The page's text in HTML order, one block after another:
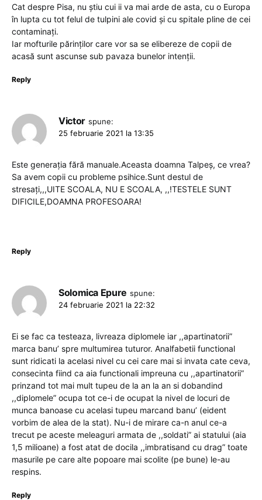
Cat despre Pisa, nu știu cui ii va mai arde de asta, cu o Europa
în lupta cu tot felul de tulpini ale covid și cu spitale pline de cei
contaminați.
Iar mofturile părinților care vor sa se elibereze de copii de
acasă sunt ascunse sub pavaza bunelor intenții.
Reply
Victor spune:
25 februarie 2021 la 13:35
Este generația fără manuale.Aceasta doamna Talpeș, ce vrea?
Sa avem copii cu probleme psihice.Sunt destul de
stresați,,,UITE SCOALA, NU E SCOALA, ,,!TESTELE SUNT
DIFICILE,DOAMNA PROFESOARA!
Reply
Solomica Epure spune:
24 februarie 2021 la 22:32
Ei se fac ca testeaza, livreaza diplomele iar ,,apartinatorii”
marca banu’ spre multumirea tuturor. Analfabetii functional
sunt ridicati la acelasi nivel cu cei care mai si invata cate ceva,
consecinta fiind ca aia functionali impreuna cu ,,apartinatorii”
prinzand tot mai mult tupeu de la an la an si dobandind
,,diplomele” ocupa tot ce-i de ocupat la nivel de locuri de
munca banoase cu acelasi tupeu marcand banu’ (eident
vorbim de alea de la stat). Nu-i de mirare ca-n anul ce-a
trecut pe aceste meleaguri armata de ,,soldati” ai statului (aia
1,5 milioane) a fost atat de docila ,,imbratisand cu drag” toate
masurile pe care alte popoare mai scolite (pe bune) le-au
respins.
Reply